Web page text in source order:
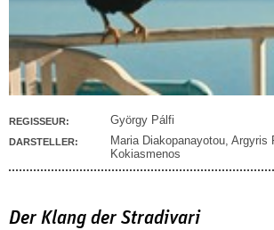
REGISSEUR: György Pálfi
DARSTELLER: Maria Diakopanayotou, Argyris
Kokiasmenos
Der Klang der Stradivari